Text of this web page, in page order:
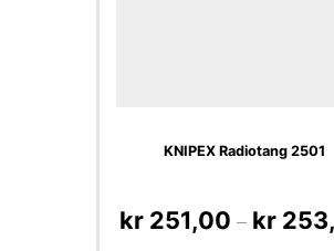
KNIPEX Radiotang 2501
kr 251,00 – kr